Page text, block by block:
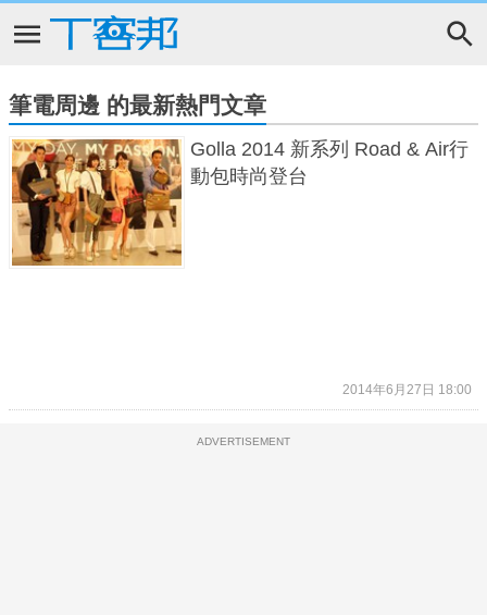
筆電周邊 的最新熱門文章
Golla 2014 新系列 Road & Air行
動包時尚登台
2014年6月27日 18:00
ADVERTISEMENT